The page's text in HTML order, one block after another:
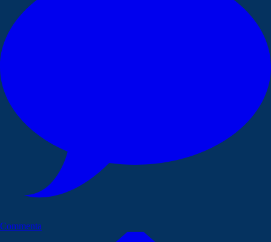
Commenta